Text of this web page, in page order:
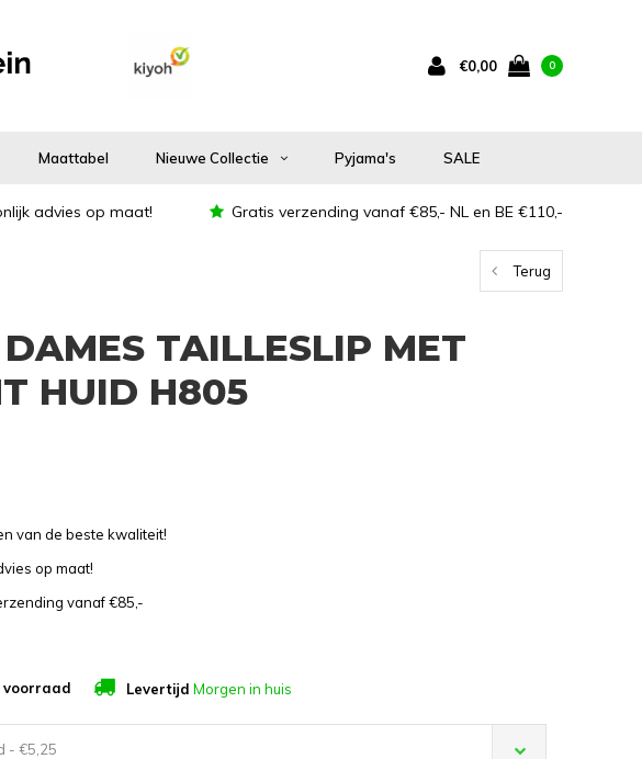
€0,00 0
Maattabel Nieuwe Collectie Pyjama's SALE
advies op maat! Gratis verzending vanaf €85,- NL en BE €110,-
Terug
TAILLESLIP MET
HUID H805
van de beste kwaliteit!
op maat!
vanaf €85,-
voorraad Levertijd Morgen in huis
- €5,25